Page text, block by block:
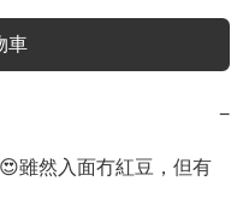
車
−
雖然入面冇紅豆，但有